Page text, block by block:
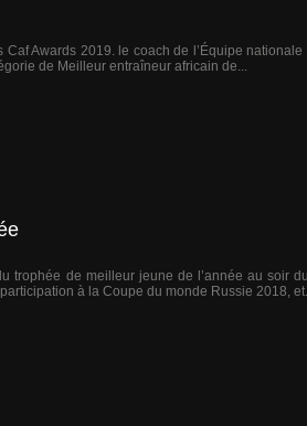
Awards 2019. le coach de l’Équipe
de Meilleur entraîneur africain de...
trophée de meilleur jeune de l’année au soir
à la Coupe du monde Russie 2018,